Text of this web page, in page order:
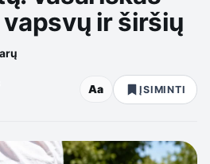
ir širšių
Aa ĮSIMINTI